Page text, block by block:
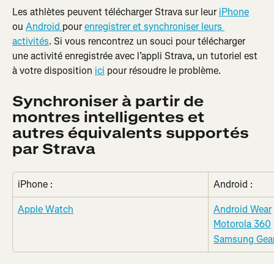
Les athlètes peuvent télécharger Strava sur leur iPhone
ou Android pour enregistrer et synchroniser leurs
activités. Si vous rencontrez un souci pour télécharger
une activité enregistrée avec l’appli Strava, un tutoriel est
à votre disposition ici pour résoudre le problème.
Synchroniser à partir de
montres intelligentes et
autres équivalents supportés
par Strava
iPhone :
Android :
Apple Watch
Android Wear
Motorola 360
Samsung